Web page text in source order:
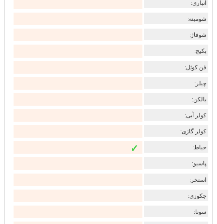
انباری:
شومینه:
شوفاژ:
پکیج:
فن کوئل:
چیلر:
بالکن:
کولر آبی:
کولر گازی:
حیاط: ✓
پاسیو:
استخر:
جکوزی:
سونا: